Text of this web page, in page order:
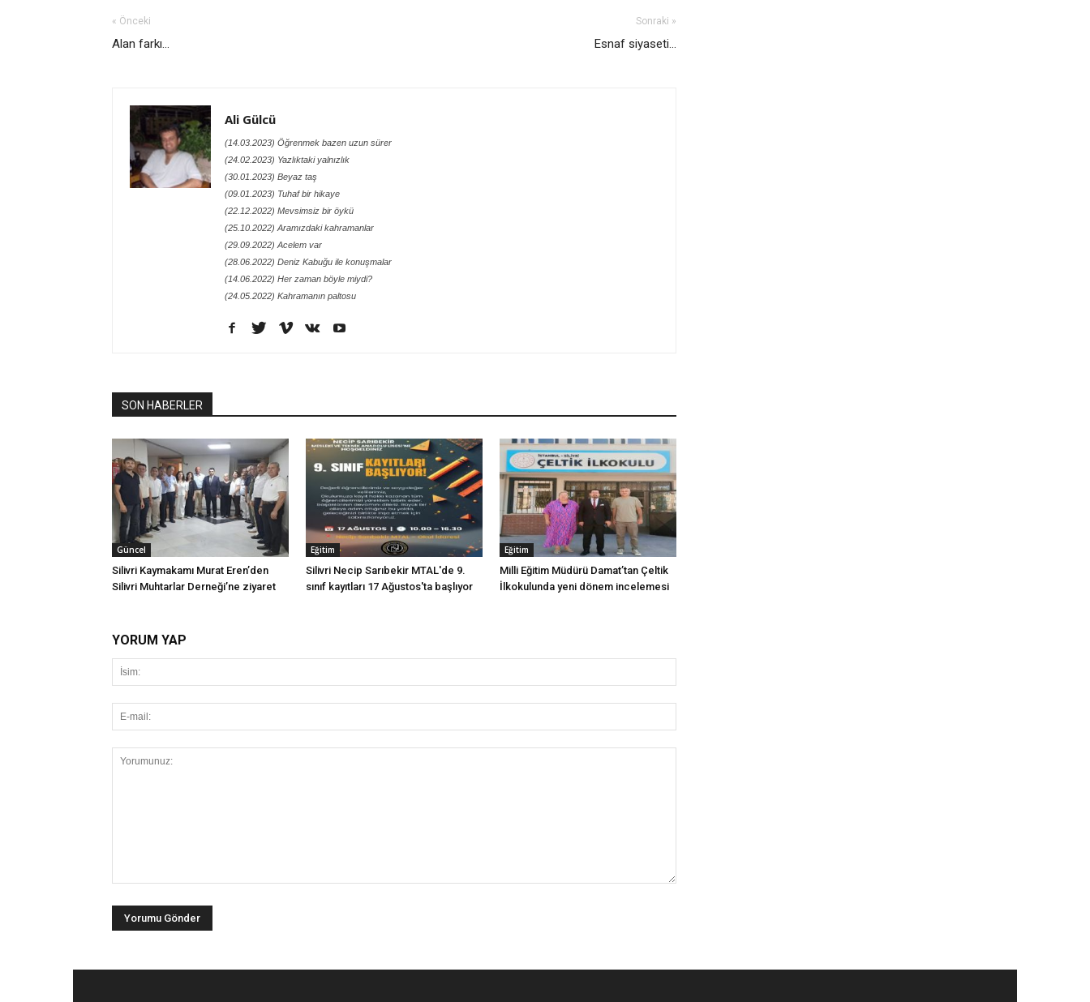
« Önceki
Alan farkı...
Sonraki »
Esnaf siyaseti...
Ali Gülcü
(14.03.2023) Öğrenmek bazen uzun sürer
(24.02.2023) Yazlıktaki yalnızlık
(30.01.2023) Beyaz taş
(09.01.2023) Tuhaf bir hikaye
(22.12.2022) Mevsimsiz bir öykü
(25.10.2022) Aramızdaki kahramanlar
(29.09.2022) Acelem var
(28.06.2022) Deniz Kabuğu ile konuşmalar
(14.06.2022) Her zaman böyle miydi?
(24.05.2022) Kahramanın paltosu
SON HABERLER
Güncel
Silivri Kaymakamı Murat Eren’den
Silivri Muhtarlar Derneği’ne ziyaret
Eğitim
Silivri Necip Sarıbekir MTAL'de 9.
sınıf kayıtları 17 Ağustos'ta başlıyor
Eğitim
Milli Eğitim Müdürü Damat’tan Çeltik
İlkokulunda yeni dönem incelemesi
YORUM YAP